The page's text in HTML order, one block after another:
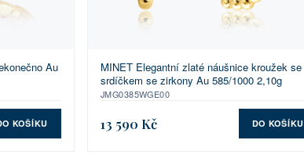
Au
KOŠÍKU
MINET Elegantní zlaté náušnice kroužek se
srdíčkem se zirkony Au 585/1000 2,10g
JMG0385WGE00
13 590 Kč DO KOŠÍKU